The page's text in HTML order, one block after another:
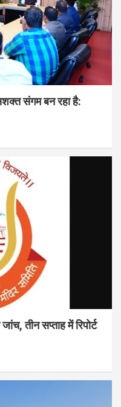
संगम बन रहा है:
तीन सप्ताह में रिपोर्ट